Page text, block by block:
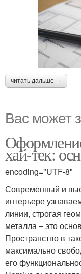
читать дальше →
Вас может
хай-тек:
encoding="UTF-8"
Современный и
интерьере
линии, строгая
металла – это
Пространство в
максимально
его